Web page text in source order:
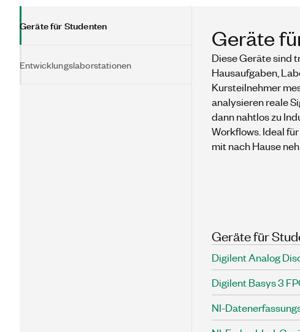
Geräte für Studenten
Entwicklungslaborstationen
Geräte
Diese Geräte sind
Hausaufgaben,
Kursteilnehmer
analysieren reale
dann nahtlos zu
Workflows. Ideal
mit nach Hause
Geräte für
Digilent Analog
Digilent Basys 3
NI-